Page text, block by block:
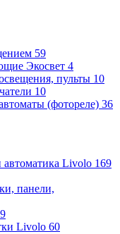
59
Экосвет 4
пульты 10
10
(фотореле) 36
Livolo 169
панели,
Livolo 60